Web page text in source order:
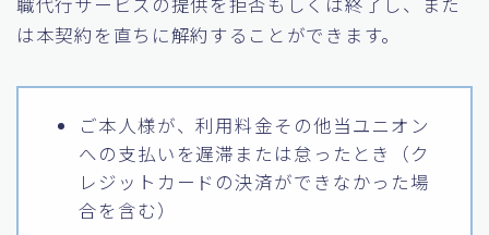
は本契約を直ちに解約することができます。
ご本人様が、利用料金その他当ユニオン
への支払いを遅滞または怠ったとき（ク
レジットカードの決済ができなかった場
合を含む）